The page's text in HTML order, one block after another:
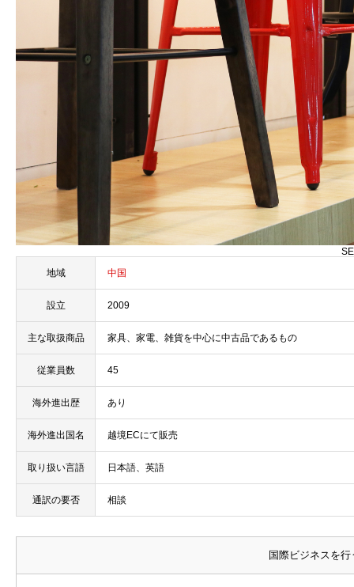
地域
中国
設立 2009
主な取扱商品 家具、家電、雑貨を中心に中古品であるもの
従業員数 45
海外進出歴 あり
海外進出国名 越境ECにて販売
取り扱い言語 日本語、英語
通訳の要否 相談
国際ビジネスを